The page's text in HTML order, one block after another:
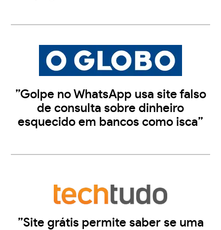
”Golpe no WhatsApp usa site falso
de consulta sobre dinheiro
esquecido em bancos como isca”
”Site grátis permite saber se uma